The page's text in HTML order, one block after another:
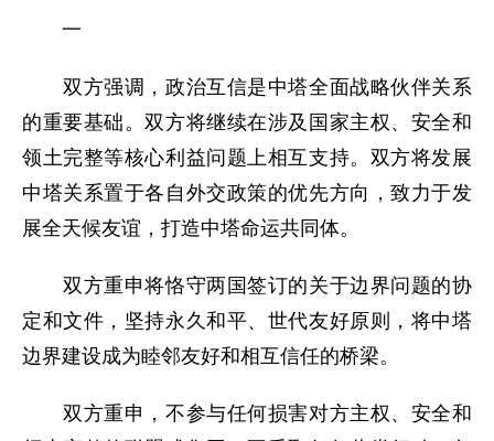
一
双方强调，政治互信是中塔全面战略伙伴关系
的重要基础。双方将继续在涉及国家主权、安全和
领土完整等核心利益问题上相互支持。双方将发展
中塔关系置于各自外交政策的优先方向，致力于发
展全天候友谊，打造中塔命运共同体。
双方重申将恪守两国签订的关于边界问题的协
定和文件，坚持永久和平、世代友好原则，将中塔
边界建设成为睦邻友好和相互信任的桥梁。
双方重申，不参与任何损害对方主权、安全和